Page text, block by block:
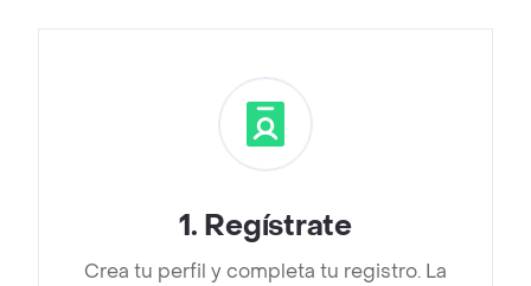
1. Regístrate
Crea tu perfil y completa tu registro. La